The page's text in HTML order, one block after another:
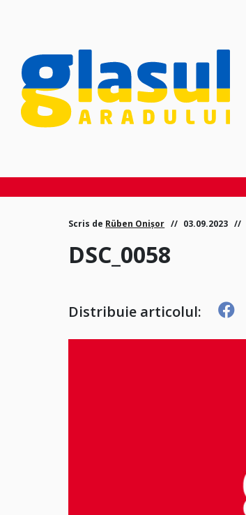
Scris de Rüben Onișor 03.09.2023
DSC_0058
Distribuie articolul: